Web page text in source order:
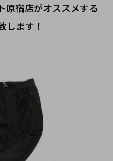
原宿店がオススメする
します！